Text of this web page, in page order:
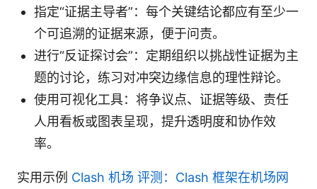
指定“证据主导者”：每个关键结论都应有至少一
个可追溯的证据来源，便于问责。
进行“反证探讨会”：定期组织以挑战性证据为主
题的讨论，练习对冲突边缘信息的理性辩论。
使用可视化工具：将争议点、证据等级、责任
人用看板或图表呈现，提升透明度和协作效
率。
实用示例 Clash 机场 评测：Clash 框架在机场网